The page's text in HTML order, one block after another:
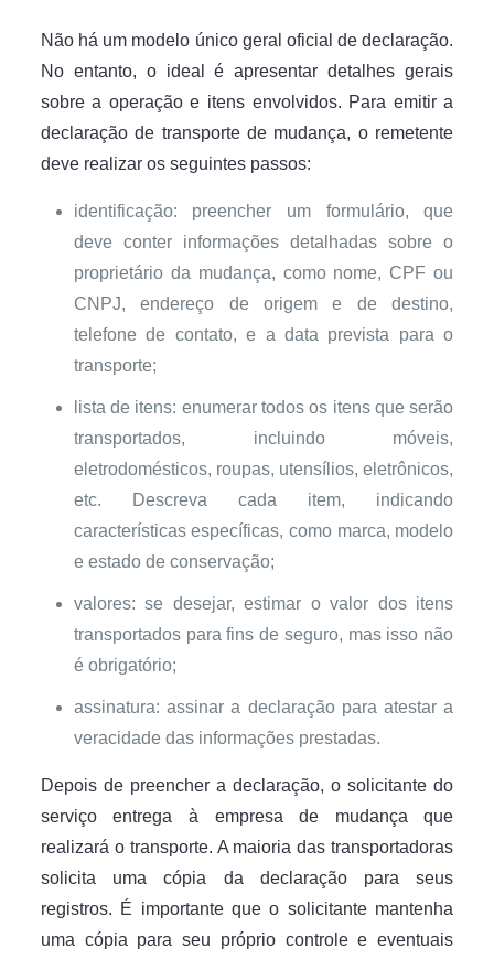
Não há um modelo único geral oficial de declaração.
No entanto, o ideal é apresentar detalhes gerais
sobre a operação e itens envolvidos. Para emitir a
declaração de transporte de mudança, o remetente
deve realizar os seguintes passos:
identificação: preencher um formulário, que
deve conter informações detalhadas sobre o
proprietário da mudança, como nome, CPF ou
CNPJ, endereço de origem e de destino,
telefone de contato, e a data prevista para o
transporte;
lista de itens: enumerar todos os itens que serão
transportados, incluindo móveis,
eletrodomésticos, roupas, utensílios, eletrônicos,
etc. Descreva cada item, indicando
características específicas, como marca, modelo
e estado de conservação;
valores: se desejar, estimar o valor dos itens
transportados para fins de seguro, mas isso não
é obrigatório;
assinatura: assinar a declaração para atestar a
veracidade das informações prestadas.
Depois de preencher a declaração, o solicitante do
serviço entrega à empresa de mudança que
realizará o transporte. A maioria das transportadoras
solicita uma cópia da declaração para seus
registros. É importante que o solicitante mantenha
uma cópia para seu próprio controle e eventuais